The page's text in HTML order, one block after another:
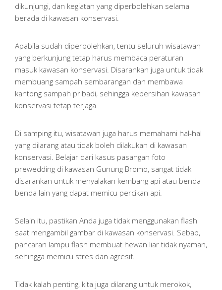
dikunjungi, dan kegiatan yang diperbolehkan selama
berada di kawasan konservasi.
Apabila sudah diperbolehkan, tentu seluruh wisatawan
yang berkunjung tetap harus membaca peraturan
masuk kawasan konservasi. Disarankan juga untuk tidak
membuang sampah sembarangan dan membawa
kantong sampah pribadi, sehingga kebersihan kawasan
konservasi tetap terjaga.
Di samping itu, wisatawan juga harus memahami hal-hal
yang dilarang atau tidak boleh dilakukan di kawasan
konservasi. Belajar dari kasus pasangan foto
prewedding di kawasan Gunung Bromo, sangat tidak
disarankan untuk menyalakan kembang api atau benda-
benda lain yang dapat memicu percikan api.
Selain itu, pastikan Anda juga tidak menggunakan flash
saat mengambil gambar di kawasan konservasi. Sebab,
pancaran lampu flash membuat hewan liar tidak nyaman,
sehingga memicu stres dan agresif.
Tidak kalah penting, kita juga dilarang untuk merokok,